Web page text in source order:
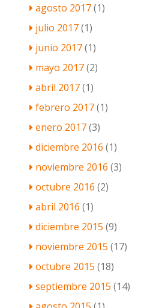
agosto 2017(1)
julio 2017(1)
junio 2017(1)
mayo 2017(2)
abril 2017(1)
febrero 2017(1)
enero 2017(3)
diciembre 2016 (1)
noviembre 2016 (3)
octubre 2016 (2)
abril 2016 (1)
diciembre 2015 (9)
noviembre 2015 (17)
octubre 2015 (18)
septiembre 2015 (14)